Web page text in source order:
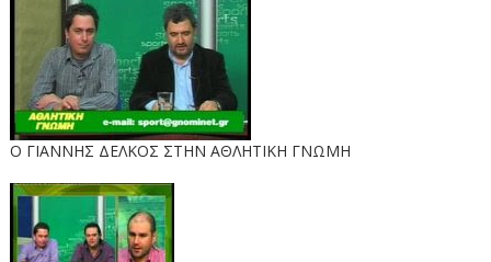
Ο ΓΙΑΝΝΗΣ ΔΕΛΚΟΣ ΣΤΗΝ ΑΘΛΗΤΙΚΗ ΓΝΩΜΗ